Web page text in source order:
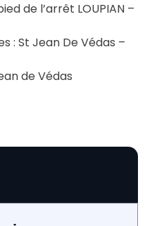
de l’arrêt LOUPIAN –
: St Jean De Védas –
de Védas